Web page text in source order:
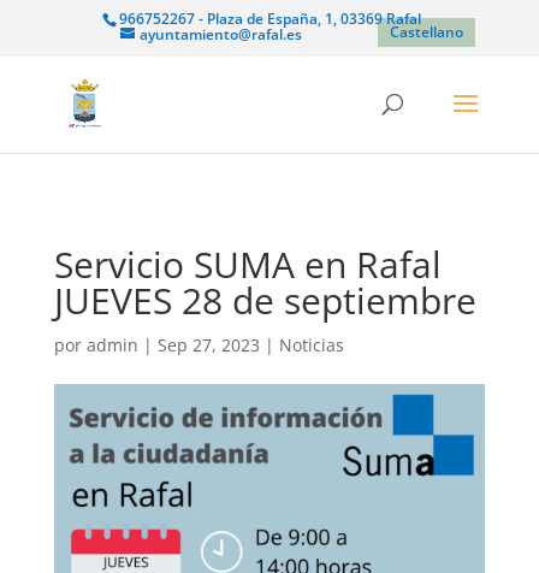
966752267 - Plaza de España, 1, 03369 Rafal
ayuntamiento@rafal.es Castellano
Servicio SUMA en Rafal
JUEVES 28 de septiembre
por admin | Sep 27, 2023 | Noticias